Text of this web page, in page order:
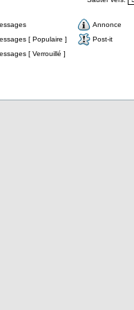
Annonce
[ Populaire ]
Post-it
[ Verrouillé ]